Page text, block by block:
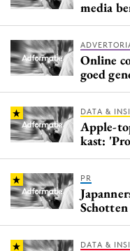
media
Online
goed
DATA &
Apple-
kast:
PR
Schotten
DATA &